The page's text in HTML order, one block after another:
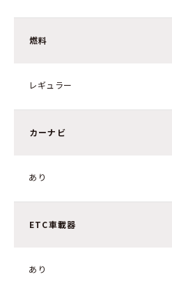
燃料
レギュラー
カーナビ
あり
ETC車載器
あり